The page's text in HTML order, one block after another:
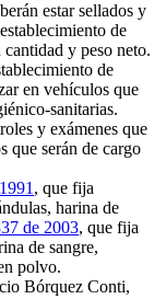
estar sellados y
de
y peso neto.
de
en vehículos que
sanitarias.
y exámenes que
que serán de cargo
, que fija
harina de
de 2003, que fija
de sangre,
polvo.
Bórquez Conti,